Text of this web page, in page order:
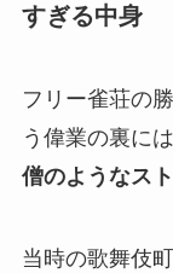
すぎる中身
フリー雀荘の
う偉業の裏に
僧のようなス
当時の歌舞伎